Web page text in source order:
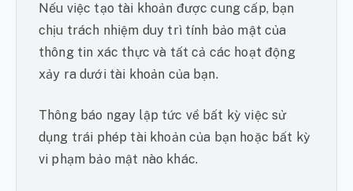
Nếu việc tạo tài khoản được cung cấp, bạn
chịu trách nhiệm duy trì tính bảo mật của
thông tin xác thực và tất cả các hoạt động
xảy ra dưới tài khoản của bạn.
Thông báo ngay lập tức về bất kỳ việc sử
dụng trái phép tài khoản của bạn hoặc bất kỳ
vi phạm bảo mật nào khác.